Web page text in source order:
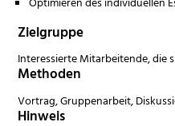
Zielgruppe
Interessierte Mitarbeitende, die
Methoden
Vortrag, Gruppenarbeit,
Hinweis